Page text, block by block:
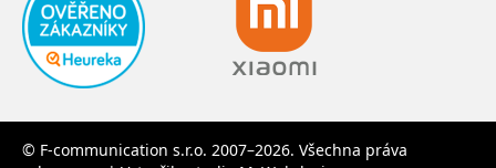
© F-communication s.r.o. 2007–2026. Všechna práva